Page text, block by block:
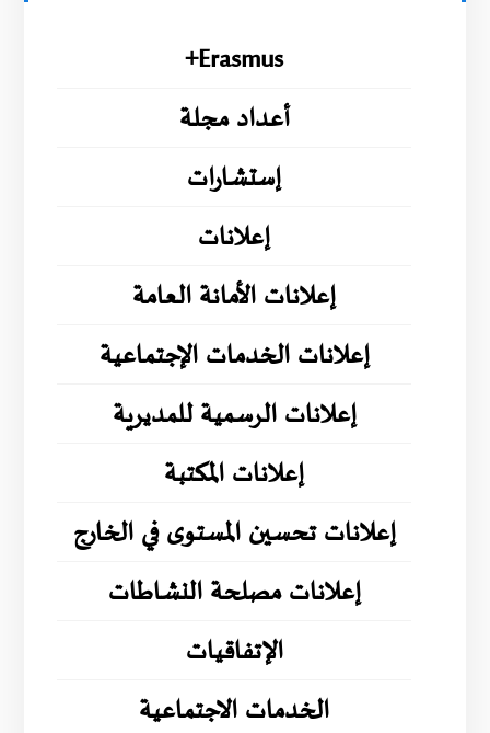
Erasmus+
أعداد مجلة
إستشارات
إعلانات
إعلانات الأمانة العامة
إعلانات الخدمات الإجتماعية
إعلانات الرسمية للمديرية
إعلانات المكتبة
إعلانات تحسين المستوى في الخارج
إعلانات مصلحة النشاطات
الإتفاقيات
الخدمات الاجتماعية